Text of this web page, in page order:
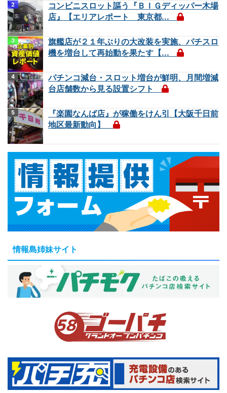
コンビニスロット謳う『ＢＩＧディッパー木場
店』【エリアレポート 東京都...
旗艦店が２１年ぶりの大改装を実施、パチスロ
機を増台して再始動を果たす【...
パチンコ減台・スロット増台が鮮明、月間増減
台店舗数から見る設置シフト
『楽園なんば店』が稼働をけん引【大阪千日前
地区最新動向】
情報島姉妹サイト